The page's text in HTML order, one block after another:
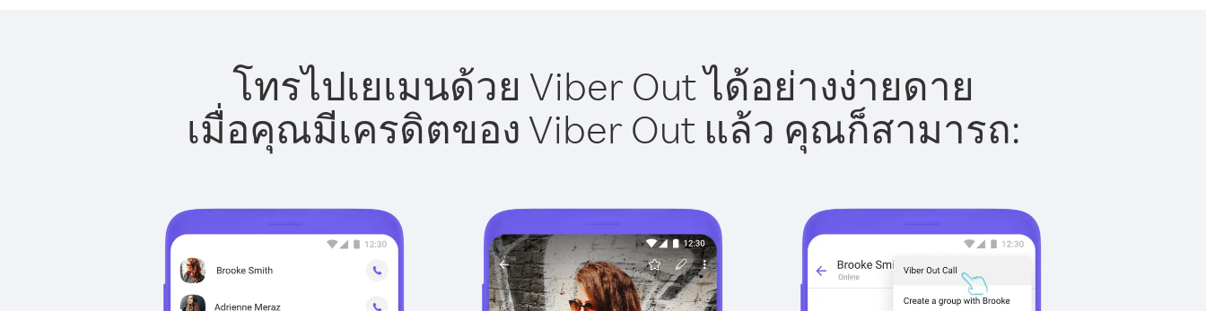
โทรไปเยเมนด้วย Viber Out ได้อย่างง่ายดาย
เมื่อคุณมีเครดิตของ Viber Out แล้ว คุณก็สามารถ: